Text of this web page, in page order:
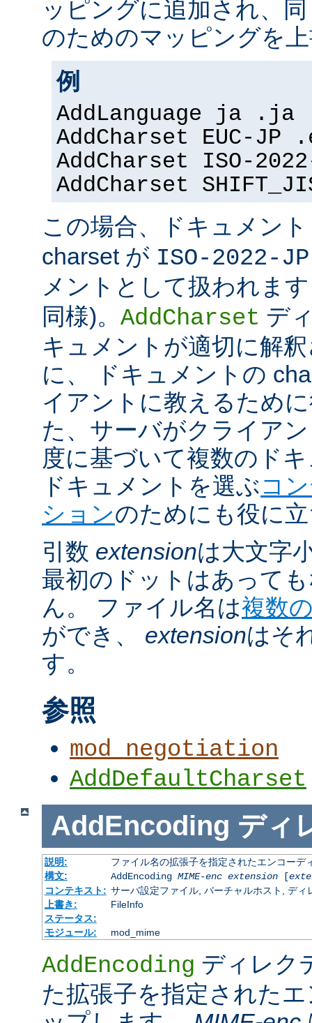
ッピングに追加され、
のためのマッピングを
例
AddLanguage ja .ja
AddCharset EUC-JP
AddCharset ISO-
AddCharset
この場合、ドキュメン
charset が ISO-2022-JP
メントとして扱われま
同様)。 AddCharset デ
キュメントが適切に解
に、 ドキュメントの
イアントに教えるため
た、サーバがクライア
度に基づいて複数のド
ドキュメントを選ぶコ
ションのためにも役に
引数 extensionは大文字
最初のドットはあって
ん。 ファイル名は複数
ができ、 extensionはそ
す。
参照
mod_negotiation
AddDefaultCharset
AddEncoding ディ
説明:
ファイル名の拡張子を指定されたエンコーデ
構文:
AddEncoding MIME-enc extension[
コンテキスト: サーバ設定ファイル, バーチャルホスト, ディ
上書き:
FileInfo
ステータス:
モジュール:
mod_mime
AddEncoding ディレク
た拡張子を指定された